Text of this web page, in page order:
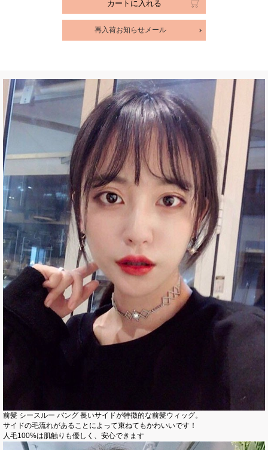
前髪 シースルー バング 長いサイドが特徴的な前髪ウィッグ。
サイドの毛流れがあることによって束ねてもかわいいです！
人毛100%は肌触りも優しく、安心できます